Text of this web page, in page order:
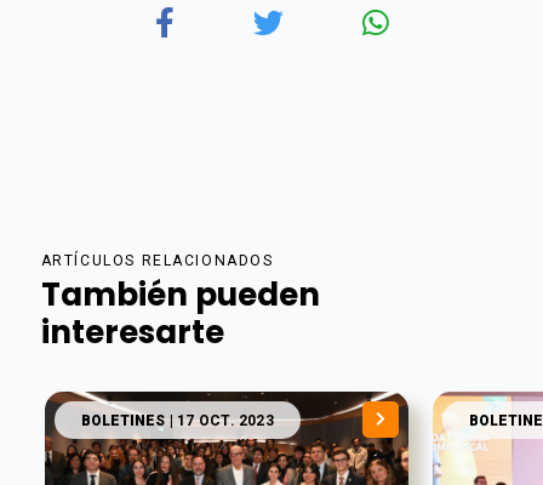
ARTÍCULOS RELACIONADOS
También pueden
interesarte
BOLETINES| 17 OCT. 2023